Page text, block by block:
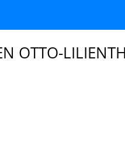
OTTO-